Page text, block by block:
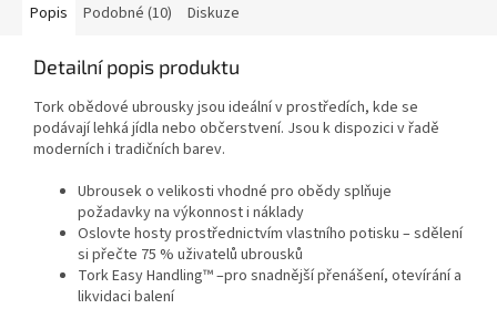
Popis Podobné (10) Diskuze
Detailní popis produktu
Tork obědové ubrousky jsou ideální v prostředích, kde se
podávají lehká jídla nebo občerstvení. Jsou k dispozici v řadě
moderních i tradičních barev.
Ubrousek o velikosti vhodné pro obědy splňuje
požadavky na výkonnost i náklady
Oslovte hosty prostřednictvím vlastního potisku – sdělení
si přečte 75 % uživatelů ubrousků
Tork Easy Handling™ –pro snadnější přenášení, otevírání a
likvidaci balení